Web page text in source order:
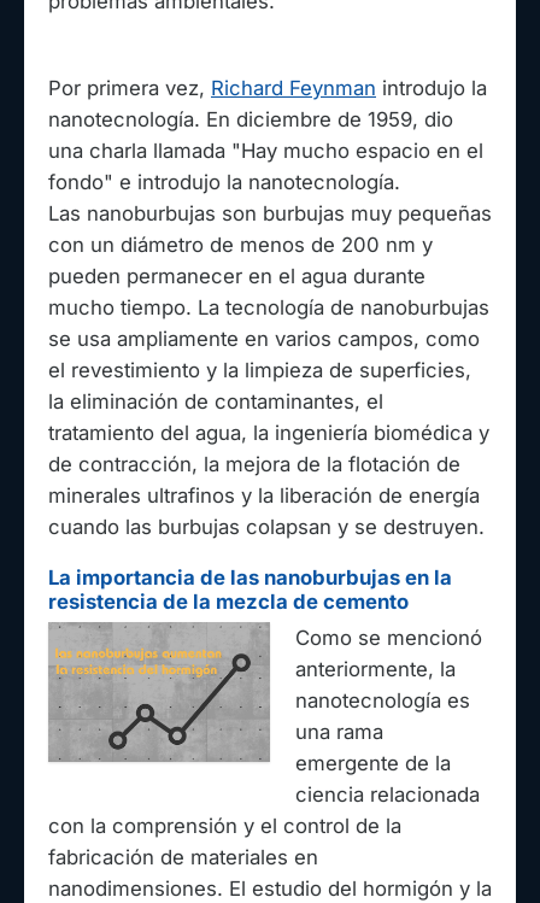
Por primera vez, Richard Feynman introdujo la
nanotecnología. En diciembre de 1959, dio
una charla llamada "Hay mucho espacio en el
fondo" e introdujo la nanotecnología.
Las nanoburbujas son burbujas muy pequeñas
con un diámetro de menos de 200 nm y
pueden permanecer en el agua durante
mucho tiempo. La tecnología de nanoburbujas
se usa ampliamente en varios campos, como
el revestimiento y la limpieza de superficies,
la eliminación de contaminantes, el
tratamiento del agua, la ingeniería biomédica y
de contracción, la mejora de la flotación de
minerales ultrafinos y la liberación de energía
cuando las burbujas colapsan y se destruyen.
La importancia de las nanoburbujas en la
resistencia de la mezcla de cemento
Como se mencionó
anteriormente, la
nanotecnología es
una rama
emergente de la
ciencia relacionada
con la comprensión y el control de la
fabricación de materiales en
nanodimensiones. El estudio del hormigón y la